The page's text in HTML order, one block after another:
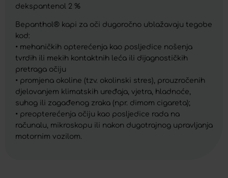
dekspantenol 2 %
Bepanthol® kapi za oči dugoročno ublažavaju tegobe
kod:
• mehaničkih opterećenja kao posljedice nošenja
tvrdih ili mekih kontaktnih leća ili dijagnostičkih
pretraga očiju
• promjena okoline (tzv. okolinski stres), prouzročenih
djelovanjem klimatskih uređaja, vjetra, hladnoće,
suhog ili zagađenog zraka (npr. dimom cigareta);
• preopterećenja očiju kao posljedice rada na
računalu, mikroskopu ili nakon dugotrajnog upravljanja
motornim vozilom.